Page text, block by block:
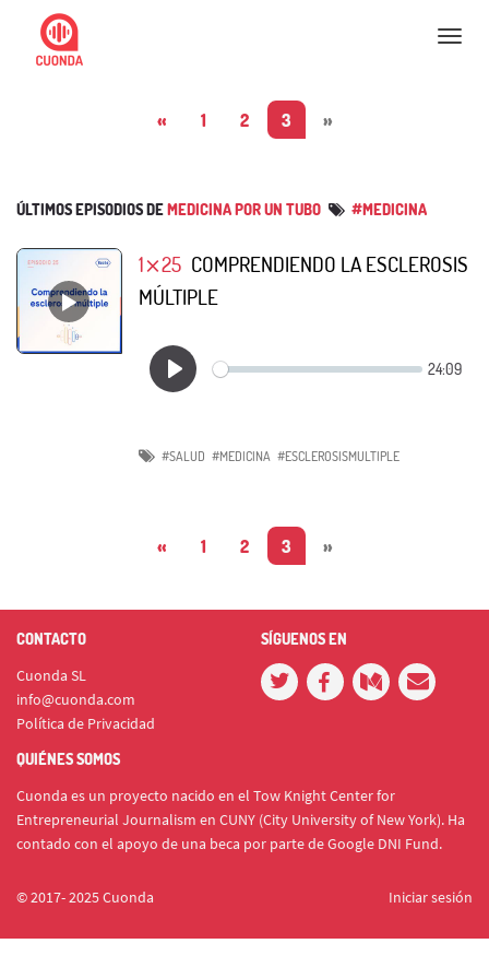
Nav
« 1 2 3 »
ÚLTIMOS EPISODIOS DEMEDICINA POR UN TUBO #MEDICINA
1⨯25 COMPRENDIENDO LA ESCLEROSIS
MÚLTIPLE
#SALUD #MEDICINA #ESCLEROSISMULTIPLE
« 1 2 3 »
CONTACTO
Cuonda SL
info@cuonda.com
Política de Privacidad
SÍGUENOS EN
QUIÉNES SOMOS
Cuonda es un proyecto nacido en el Tow Knight Center for
Entrepreneurial Journalism en CUNY (City University of New York). Ha
contado con el apoyo de una beca por parte de Google DNI Fund.
© 2017- 2025 Cuonda Iniciar sesión